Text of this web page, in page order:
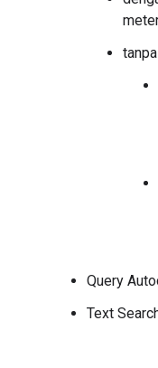
tanpa
Query
Text